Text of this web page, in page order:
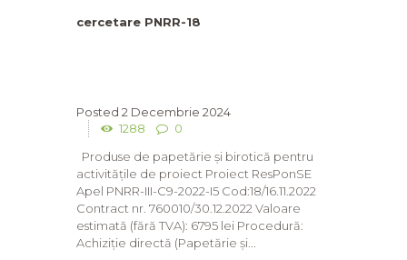
cercetare PNRR-18
2 Decembrie 2024
1288
0
Produse de papetărie și birotică pentru
activitățile de proiect Proiect ResPonSE
Apel PNRR-III-C9-2022-I5 Cod:18/16.11.2022
Contract nr. 760010/30.12.2022 Valoare
estimată (fără TVA): 6795 lei Procedură:
Achiziție directă (Papetărie și...